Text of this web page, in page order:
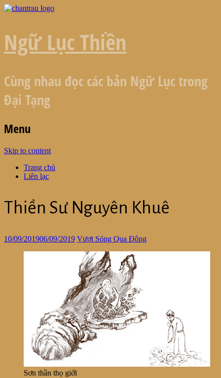
Ngữ Lục Thiền
Cùng nhau đọc các bản Ngữ Lục trong
Đại Tạng
Menu
Skip to content
Trang chủ
Liên lạc
Thiền Sư Nguyên Khuê
10/09/201906/09/2019 Vượt Sóng Qua Đông
Sơn thần thọ giới